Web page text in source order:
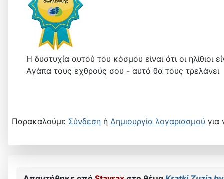
Η δυστυχία αυτού του κόσμου είναι ότι οι ηλίθιοι
Αγάπα τους εχθρούς σου - αυτό θα τους τρελάνει
Παρακαλούμε Σύνδεση ή Δημιουργία λογαριασμού για